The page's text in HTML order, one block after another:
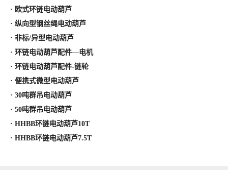
· 欧式环链电动葫芦
· 纵向型钢丝绳电动葫芦
· 非标/异型电动葫芦
· 环链电动葫芦配件—电机
· 环链电动葫芦配件-链轮
· 便携式微型电动葫芦
· 30吨群吊电动葫芦
· 50吨群吊电动葫芦
· HHBB环链电动葫芦10T
· HHBB环链电动葫芦7.5T